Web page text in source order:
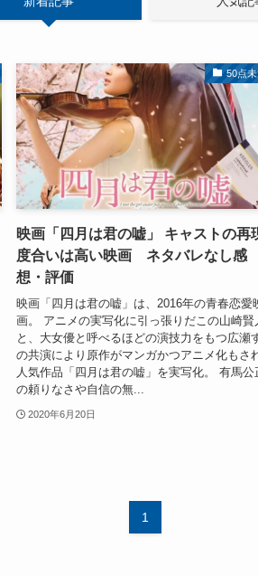
50点
映画「四月は君の嘘」 キャストの再
度合いは高い映画 ネタバレなし感
想・評価
映画「四月は君の嘘」は、2016年の青春恋愛
画。 アニメの実写化に引っ張りだこの山崎賢
と、大女優と呼べるほどの演技力をもつ広瀬
の共演により原作がマンガかつアニメ化もさ
人気作品「四月は君の嘘」を実写化。 有馬公
の頼りなさや自信の無...
2020年6月20日
1